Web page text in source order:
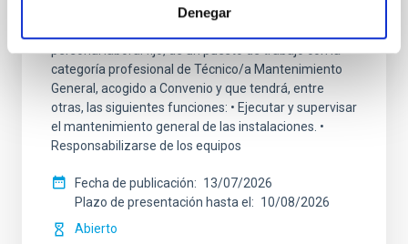
Denegar
personal laboral fijo, de un puesto de trabajo con la
categoría profesional de Técnico/a Mantenimiento
General, acogido a Convenio y que tendrá, entre
otras, las siguientes funciones: • Ejecutar y supervisar
el mantenimiento general de las instalaciones. •
Responsabilizarse de los equipos
Fecha de publicación
13/07/2026
Plazo de presentación hasta el
10/08/2026
Abierto